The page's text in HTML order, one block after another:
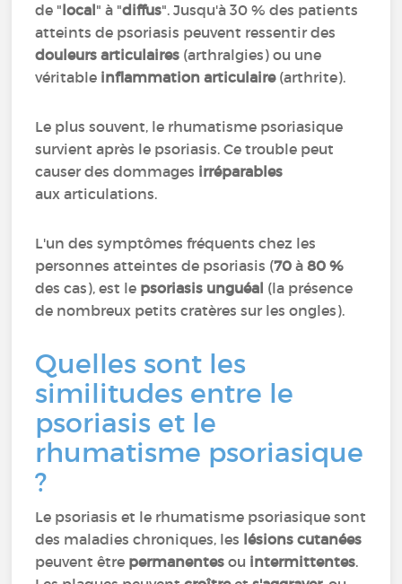
de "local" à "diffus". Jusqu'à 30 % des patients
atteints de psoriasis peuvent ressentir des
douleurs articulaires (arthralgies) ou une
véritable inflammation articulaire(arthrite).
Le plus souvent, le rhumatisme psoriasique
survient après le psoriasis. Ce trouble peut
causer des dommages irréparables
aux articulations.
L'un des symptômes fréquents chez les
personnes atteintes de psoriasis (70 à80 %
des cas), est le psoriasis unguéal (la présence
de nombreux petits cratères sur les ongles).
Quelles sont les
similitudes entre le
psoriasis et le
rhumatisme psoriasique
?
Le psoriasis et le rhumatisme psoriasique sont
des maladies chroniques, les lésions cutanées
peuvent être permanentesou intermittentes.